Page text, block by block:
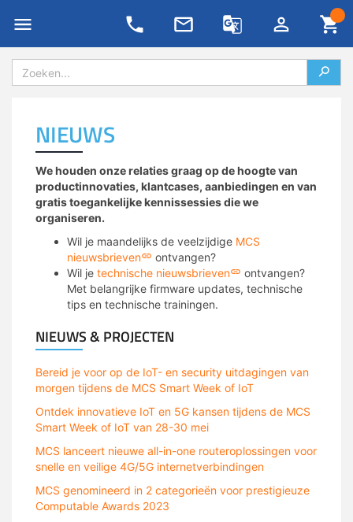
NIEUWS
We houden onze relaties graag op de hoogte van
productinnovaties, klantcases, aanbiedingen en van
gratis toegankelijke kennissessies die we
organiseren.
Wil je maandelijks de veelzijdige MCS
nieuwsbrieven
ontvangen?
Wil je technische nieuwsbrieven
ontvangen?
Met belangrijke firmware updates, technische
tips en technische trainingen.
NIEUWS & PROJECTEN
Bereid je voor op de IoT- en security uitdagingen van
morgen tijdens de MCS Smart Week of IoT
Ontdek innovatieve IoT en 5G kansen tijdens de MCS
Smart Week of IoT van 28-30 mei
MCS lanceert nieuwe all-in-one routeroplossingen voor
snelle en veilige 4G/5G internetverbindingen
MCS genomineerd in 2 categorieën voor prestigieuze
Computable Awards 2023
Private LoRaWAN
All-in-one routers
NB-IoT/LTE-M & 5G RedCap
IoT data SIM’s
Antennes & meetapparatuur
Industrial IoT
IoT protocol conversie
4G/5G IoT oplossingen
Private netwerken
Lease oplossingen
Remote management
Sensor monitoring IP/NB-IoT
Maatwerk
Blog
Kennis archief
Whitepapers
Podcasts
Smart Week of IoT
support/retour aanvraag
Technische nieuwsbrief
Dienstbeschrijvingen
Contact
Nieuws
Ons team
Newsflash
Duurzaamheid & MCS
VADnet lidmaatschap
Vacatures
Contact & vestigingen